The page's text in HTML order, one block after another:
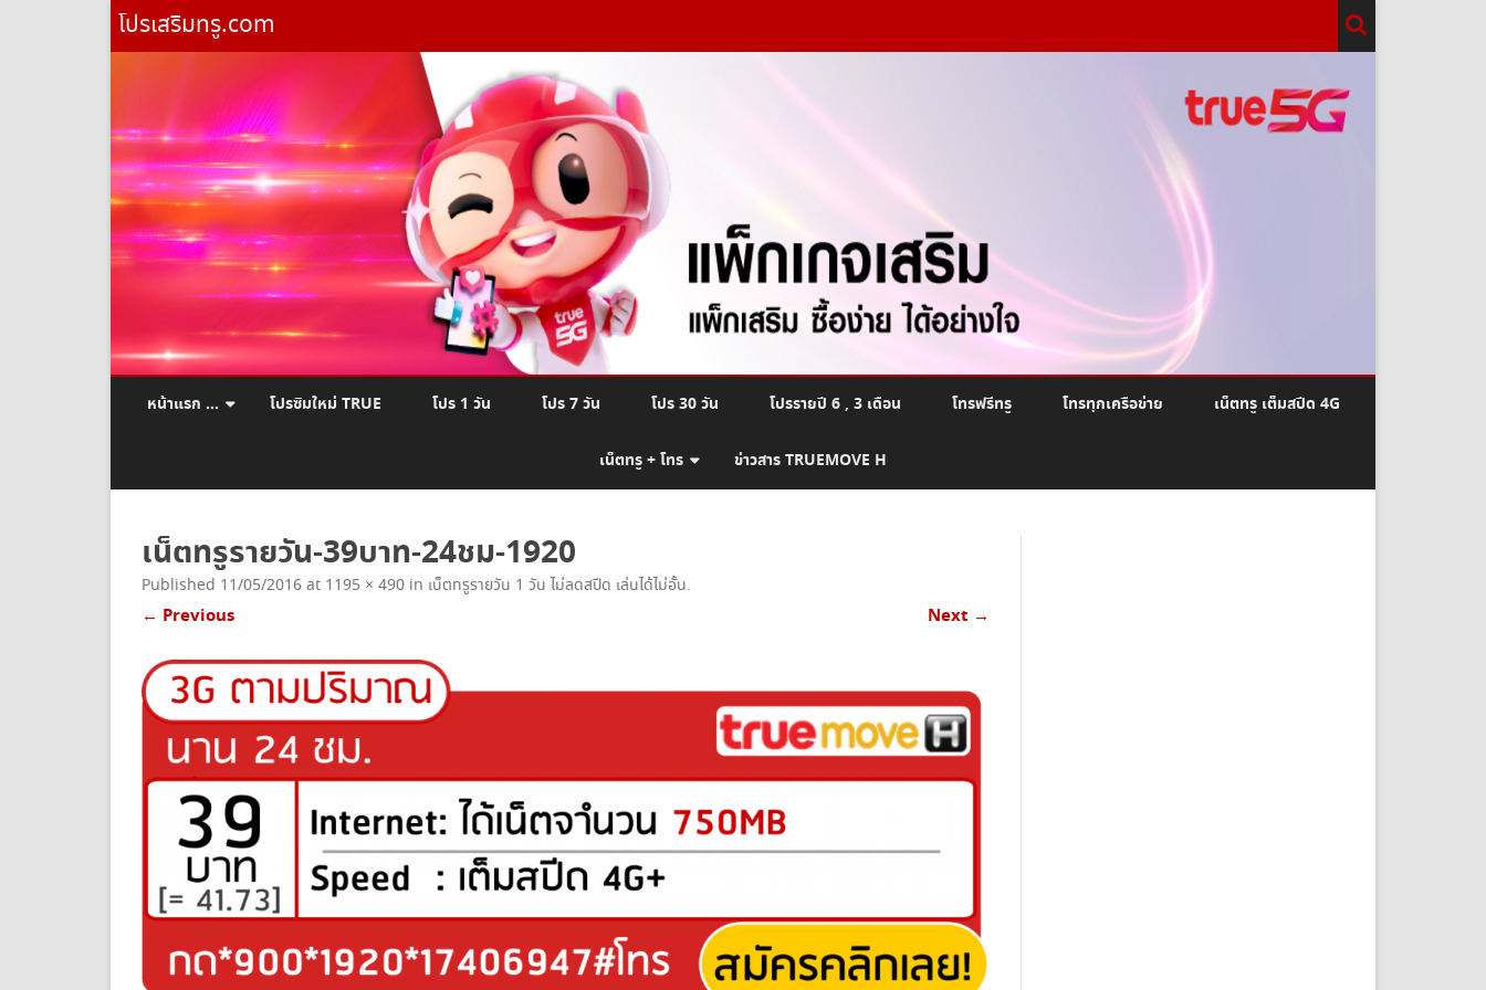
โปรเสริมทรู.com
Skip
หน้าแรก … โปรซิมใหม่ TRUE โปร 1 วัน โปร 7 วัน โปร 30 วัน โปรรายปี 6 , 3 เดือน โทรฟรีทรู โทรทุกเครือข่าย เน็ตทรู เต็มสปีด 4G
เน็ตทรู + โทร
โปรเน็ตทรู+โทร 3G SMART
โปรเน็ตทรู+โทร SMART COMBO
TRUE WIFI
ข่าวสาร TRUEMOVE H
เน็ตทรูรายวัน-39บาท-24ชม-1920
Published 11/05/2016 at 1195 × 490 in เน็ตทรูรายวัน 1 วัน ไม่ลดสปีด เล่นได้ไม่อั้น.
← Previous Next →